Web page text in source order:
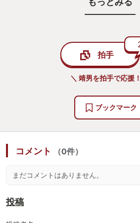
例えば1000個を納品する場合、毎
いてもデメリットはありません。
していればクリアです。
もし待っていられないなら、大き
なります。いったいどこまで生産
で、繋がったコンベアが不揃いで
もありません。壁や屋根を作れま
我慢ができますか？
拍手
＼ 靖男を拍手で応援
ブックマーク
コメント （0件）
まだコメントはありません。
投稿